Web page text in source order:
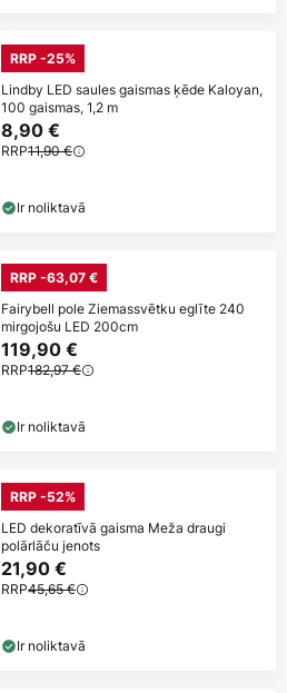
RRP -25%
Lindby LED saules gaismas ķēde Kaloyan,
100 gaismas, 1,2 m
8,90 €
RRP11,90 €
Ir noliktavā
RRP -63,07 €
Fairybell pole Ziemassvētku eglīte 240
mirgojošu LED 200cm
119,90 €
RRP182,97 €
Ir noliktavā
RRP -52%
LED dekoratīvā gaisma Meža draugi
polārlāču jenots
21,90 €
RRP45,65 €
Ir noliktavā